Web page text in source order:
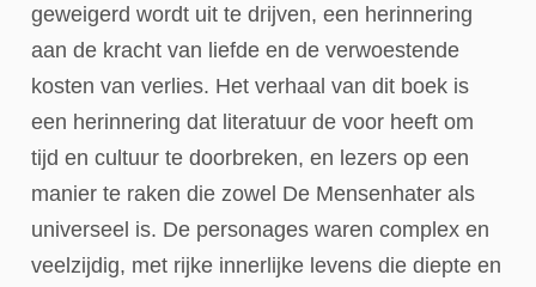
geweigerd wordt uit te drijven, een herinnering
aan de kracht van liefde en de verwoestende
kosten van verlies. Het verhaal van dit boek is
een herinnering dat literatuur de voor heeft om
tijd en cultuur te doorbreken, en lezers op een
manier te raken die zowel De Mensenhater als
universeel is. De personages waren complex en
veelzijdig, met rijke innerlijke levens die diepte en